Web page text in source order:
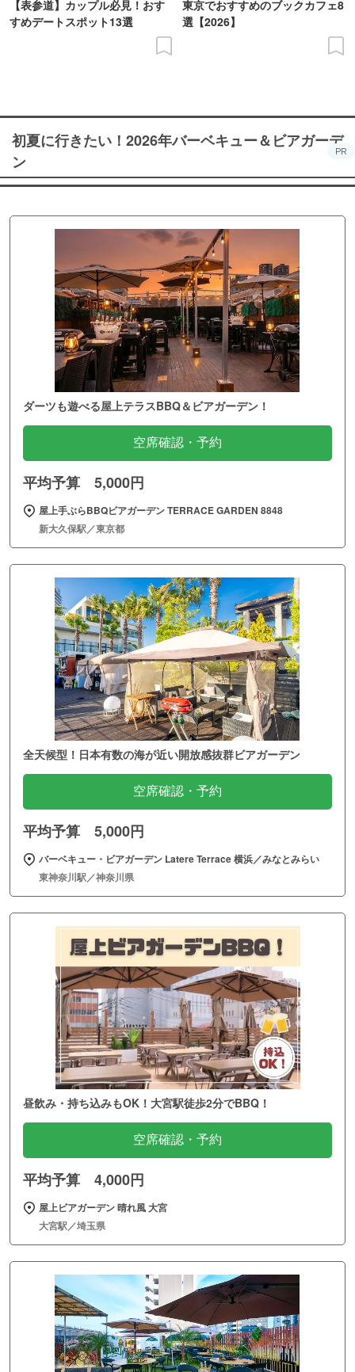
【表参道】カップル必見！おす
すめデートスポット13選
東京でおすすめのブックカフェ8
選【2026】
初夏に行きたい！2026年バーベキュー＆ビアガーデ
ン
PR
ダーツも遊べる屋上テラスBBQ＆ビアガーデン！
空席確認・予約
平均予算 5,000円
屋上手ぶらBBQビアガーデン TERRACE GARDEN 8848
新大久保駅／東京都
全天候型！日本有数の海が近い開放感抜群ビアガーデン
空席確認・予約
平均予算 5,000円
バーベキュー・ビアガーデン Latere Terrace 横浜／みなとみらい
東神奈川駅／神奈川県
昼飲み・持ち込みもOK！大宮駅徒歩2分でBBQ！
空席確認・予約
平均予算 4,000円
屋上ビアガーデン 晴れ風 大宮
大宮駅／埼玉県